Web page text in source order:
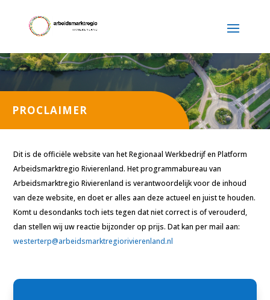
PROCLAIMER
Dit is de officiële website van het Regionaal Werkbedrijf en Platform
Arbeidsmarktregio Rivierenland. Het programmabureau van
Arbeidsmarktregio Rivierenland is verantwoordelijk voor de inhoud
van deze website, en doet er alles aan deze actueel en juist te houden.
Komt u desondanks toch iets tegen dat niet correct is of verouderd,
dan stellen wij uw reactie bijzonder op prijs. Dat kan per mail aan:
westerterp@arbeidsmarktregiorivierenland.nl